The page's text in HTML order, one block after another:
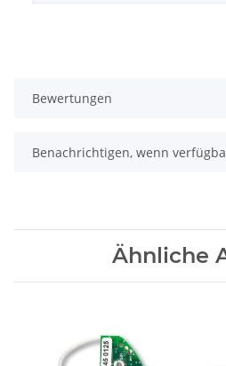
Bewertungen
Benachrichtigen, wenn
Ähnliche